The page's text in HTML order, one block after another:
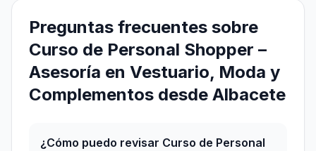
Preguntas frecuentes sobre
Curso de Personal Shopper –
Asesoría en Vestuario, Moda y
Complementos desde Albacete
¿Cómo puedo revisar Curso de Personal